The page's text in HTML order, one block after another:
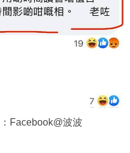
Facebook@波波